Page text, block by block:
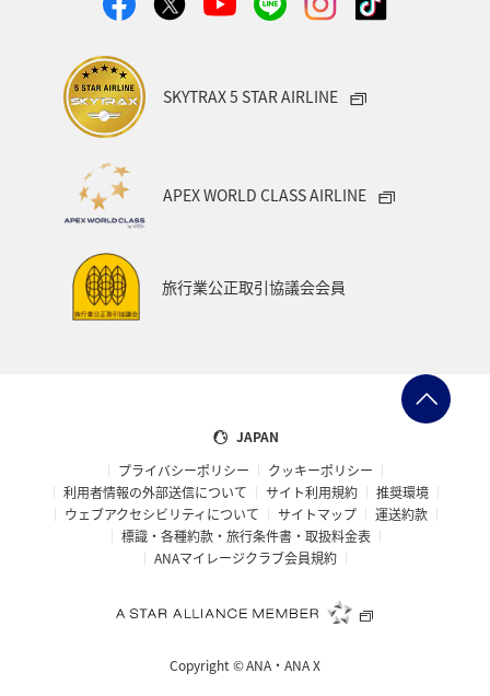
ブロンズサービス 機内 手荷物
スーパーフライヤーズ
予約
SKYTRAX 5 STAR AIRLINE
APEX WORLD CLASS AIRLINE
旅行業公正取引協議会会員
JAPAN
プライバシーポリシー
クッキーポリシー
利用者情報の外部送信について
サイト利用規約
推奨環境
ウェブアクセシビリティについて
サイトマップ
運送約款
標識・各種約款・旅行条件書・取扱料金表
ANAマイレージクラブ会員規約
Copyright ©ANA・ANA X